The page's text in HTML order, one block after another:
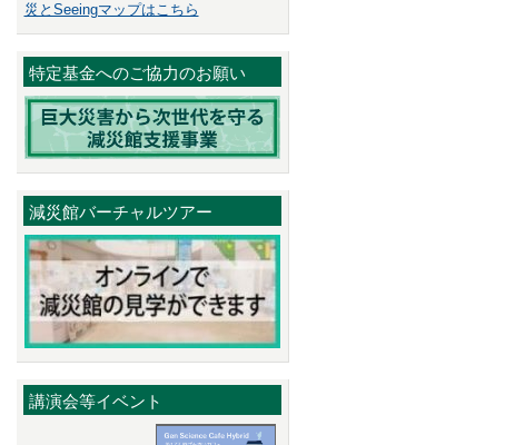
災とSeeingマップはこちら
特定基金へのご協力のお願い
減災館バーチャルツアー
講演会等イベント